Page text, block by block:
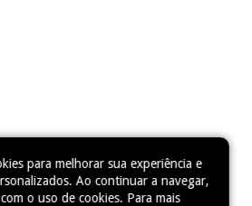
para melhorar sua experiência e
Ao continuar a navegar,
o uso de cookies. Para mais